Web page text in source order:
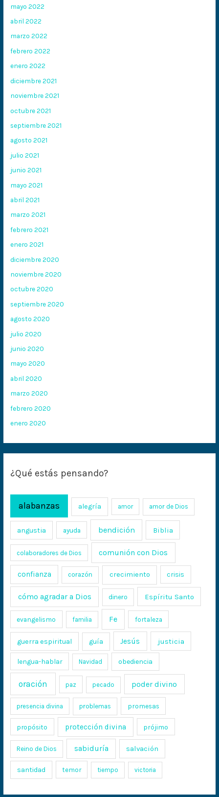
mayo 2022
abril 2022
marzo 2022
febrero 2022
enero 2022
diciembre 2021
noviembre 2021
octubre 2021
septiembre 2021
agosto 2021
julio 2021
junio 2021
mayo 2021
abril 2021
marzo 2021
febrero 2021
enero 2021
diciembre 2020
noviembre 2020
octubre 2020
septiembre 2020
agosto 2020
julio 2020
junio 2020
mayo 2020
abril 2020
marzo 2020
febrero 2020
enero 2020
¿Qué estás pensando?
alabanzas alegría amor amor de Dios
angustia ayuda bendición Biblia
colaboradores de Dios comunión con Dios
confianza corazón crecimiento crisis
cómo agradar a Dios dinero Espíritu Santo
evangelismo familia Fe fortaleza
guerra espiritual guía Jesús justicia
lengua-hablar Navidad obediencia
oración paz pecado poder divino
presencia divina problemas promesas
propósito protección divina prójimo
Reino de Dios sabiduría salvación
santidad temor tiempo victoria